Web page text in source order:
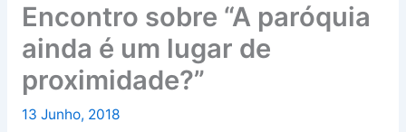
Encontro sobre “A paróquia
ainda é um lugar de
proximidade?”
13 Junho, 2018